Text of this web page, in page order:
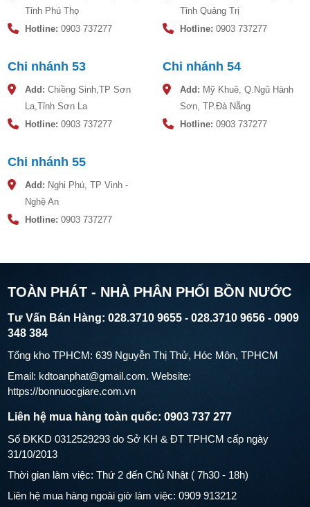
Tỉnh Phú Thọ
Hotline: 0903 737277
Tỉnh Quảng Trị
Hotline: 0903 737277
Chi nhánh 53
Add: Chiềng Sinh,TP Sơn
La,Tỉnh Sơn La
Hotline: 0903 737277
Chi nhánh 54
Add: Mỹ Khuê, Q.Ngũ Hành
Sơn, TP.Đà Nẵng
Hotline: 0903 737277
Chi nhánh 55
Add: Nghi Phú, TP Vinh -
Nghệ An
Hotline: 0903 737277
TOÀN PHÁT - NHÀ PHÂN PHỐI BỒN NƯỚC
Tư Vấn Bán Hàng: 028.3710 9655 - 028.3710 9656 - 0909
348 384
Tổng kho TPHCM: 639 Nguyễn Thị Thử, Hóc Môn, TPHCM
Email: kdtoanphat@gmail.com. Website:
https://bonnuocgiare.com.vn
Liên hệ mua hàng toàn quốc: 0903 737 277
Số ĐKKD 0312529293 do Sở KH & ĐT TPHCM cấp ngày
31/10/2013
Thời gian làm việc: Thứ 2 đến Chủ Nhật ( 7h30 - 18h)
Liên hệ mua hàng ngoài giờ làm việc: 0909 913212